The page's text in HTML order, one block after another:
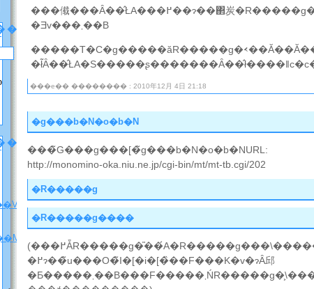
���傤���Ȃ��̂ŁA���߂��ɂ��΂炭�R�����g������Ă݂悤
�Ǝv���܂��B
���e�� �������� : 2010年12月 4日 21:18
�g���b�N�o�b�N
���̃G���g���[�̃g���b�N�o�b�NURL:
http://monomino-oka.niu.ne.jp/cgi-bin/mt/mt-tb.cgi/202
�R�����g
�R�����g����
(���߂ẴR�����g�̎��́A�R�����g���\������邽
�߂ɂ��̃u���O�̃I�[�i�[�̏��F���K�v�ɂȂ邱
�Ƃ�����܂��B���F�����܂ŃR�����g�͕\������܂���̂ł��΂炭